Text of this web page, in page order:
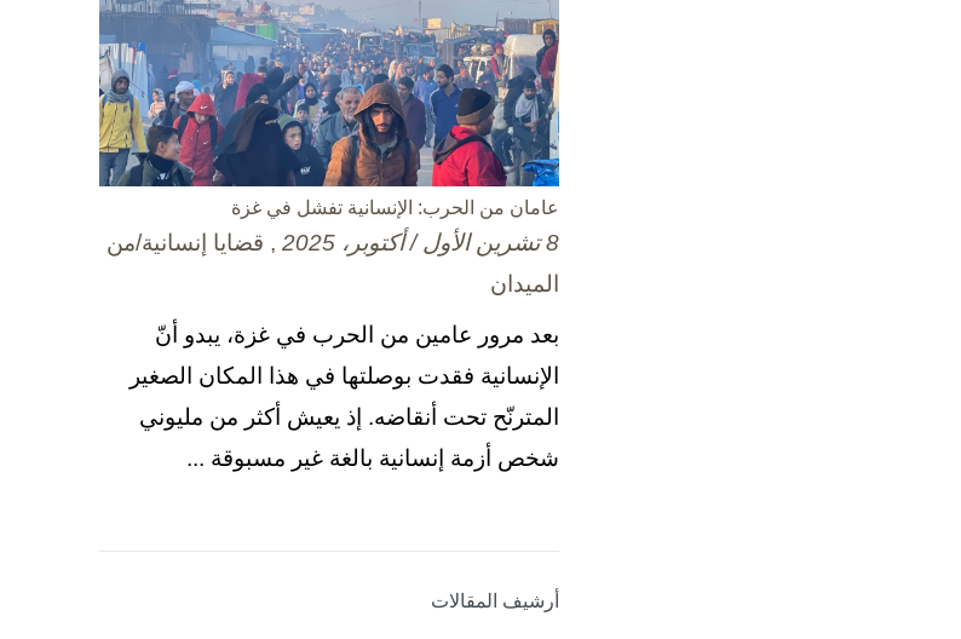
عامان من الحرب: الإنسانية تفشل في غزة
8 تشرين الأول / أكتوبر، 2025
, قضايا إنسانية/من
الميدان
بعد مرور عامين من الحرب في غزة، يبدو أنّ
الإنسانية فقدت بوصلتها في هذا المكان الصغير
المترنّح تحت أنقاضه. إذ يعيش أكثر من مليوني
شخص أزمة إنسانية بالغة غير مسبوقة ...
أرشيف المقالات